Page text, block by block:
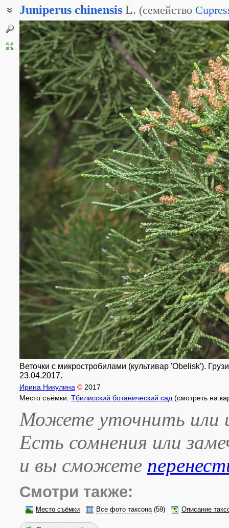
Juniperus chinensis L. (семейство
Веточки с микростробилами (культивар 'Obelisk').
23.04.2017.
Ирина Никулина © 2017
Место съёмки: Тбилисский ботанический сад (смотреть на
Можете уточнить или
Есть сомнения или
и вы сможете
Смотри также:
Место съёмки Все фото таксона(59) Описание